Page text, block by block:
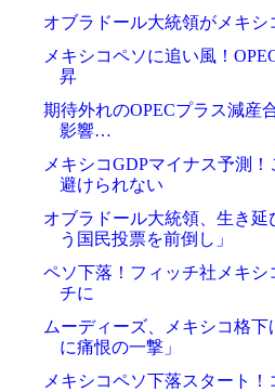
オブラドール大統領がメキシ
メキシコペソに追い風！
昇
期待外れのOPECプラス減産
影響…
メキシコGDPマイナス予測
避けられない
オブラドール大統領、生き
う国民投票を前倒し」
ペソ下落！フィッチ社メキ
チに
ムーディーズ、メキシコ格
に痛恨の一撃」
メキシコペソ下落スタート